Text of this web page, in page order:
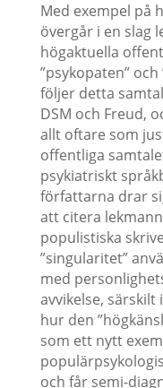
Med exempel på
övergår i en slag
högaktuella
”psykopaten”
följer detta
DSM och Freud,
allt oftare som
offentliga
psykiatriskt
författarna drar
att citera
populistiska
”singularitet”
med
avvikelse,
hur den
som ett nytt
och får semi-